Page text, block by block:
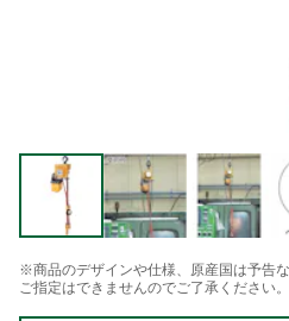
※商品のデザインや仕様、原産国は予告
ご指定はできませんのでご了承ください。